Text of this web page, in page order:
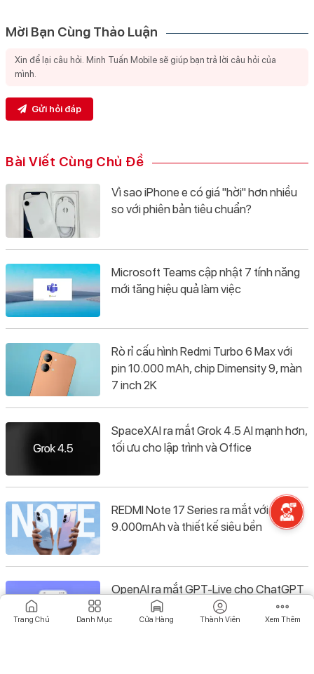
Mời Bạn Cùng Thảo Luận
Gửi hỏi đáp
Bài Viết Cùng Chủ Đề
Vì sao iPhone e có giá "hời" hơn nhiều
so với phiên bản tiêu chuẩn?
Microsoft Teams cập nhật 7 tính năng
mới tăng hiệu quả làm việc
Rò rỉ cấu hình Redmi Turbo 6 Max với
pin 10.000 mAh, chip Dimensity 9, màn
7 inch 2K
SpaceXAI ra mắt Grok 4.5 AI mạnh hơn,
tối ưu cho lập trình và Office
REDMI Note 17 Series ra mắt với pin
9.000mAh và thiết kế siêu bền
OpenAI ra mắt GPT-Live cho ChatGPT
Voice nghe nói tự nhiên hơn
Trang Chủ Danh Mục Cửa Hàng Thành Viên Xem Thêm